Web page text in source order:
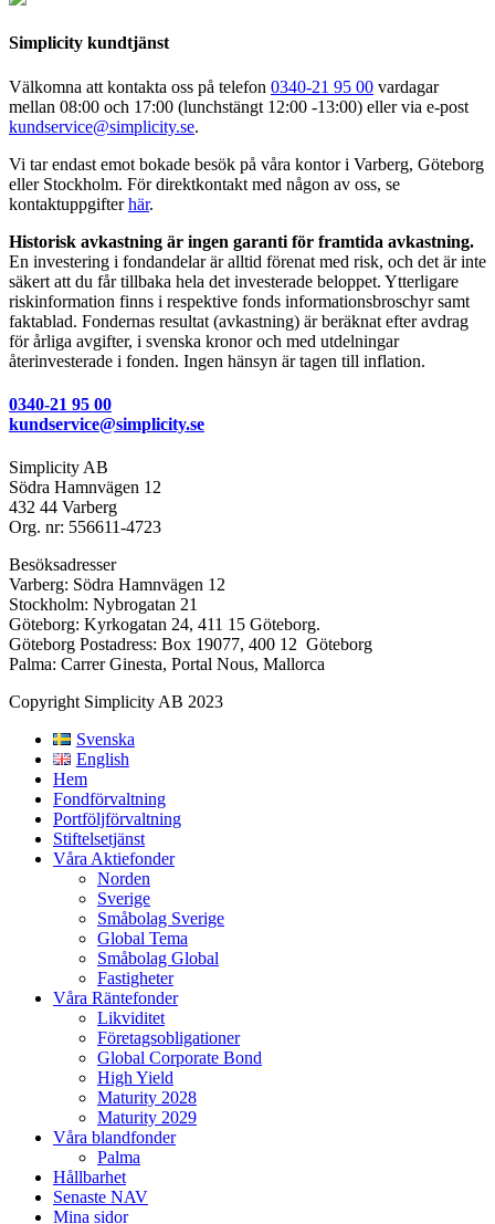
Simplicity kundtjänst
Välkomna att kontakta oss på telefon 0340-21 95 00 vardagar
mellan 08:00 och 17:00 (lunchstängt 12:00 -13:00) eller via e-post
kundservice@simplicity.se.
Vi tar endast emot bokade besök på våra kontor i Varberg, Göteborg
eller Stockholm. För direktkontakt med någon av oss, se
kontaktuppgifterhär.
Historisk avkastning är ingen garanti för framtida avkastning.
En investering i fondandelar är alltid förenat med risk, och det är inte
säkert att du får tillbaka hela det investerade beloppet. Ytterligare
riskinformation finns i respektive fonds informationsbroschyr samt
faktablad. Fondernas resultat (avkastning) är beräknat efter avdrag
för årliga avgifter, i svenska kronor och med utdelningar
återinvesterade i fonden. Ingen hänsyn är tagen till inflation.
0340-21 95 00
kundservice@simplicity.se
Simplicity AB
Södra Hamnvägen 12
432 44 Varberg
Org. nr: 556611-4723
Besöksadresser
Varberg: Södra Hamnvägen 12
Stockholm: Nybrogatan 21
Göteborg: Kyrkogatan 24, 411 15 Göteborg.
Göteborg Postadress: Box 19077, 400 12 Göteborg
Palma: Carrer Ginesta, Portal Nous, Mallorca
Copyright Simplicity AB 2023
Svenska
English
Hem
Fondförvaltning
Portföljförvaltning
Stiftelsetjänst
Våra Aktiefonder
Norden
Sverige
Småbolag Sverige
Global Tema
Småbolag Global
Fastigheter
Våra Räntefonder
Likviditet
Företagsobligationer
Global Corporate Bond
High Yield
Maturity 2028
Maturity 2029
Våra blandfonder
Palma
Hållbarhet
Senaste NAV
Mina sidor